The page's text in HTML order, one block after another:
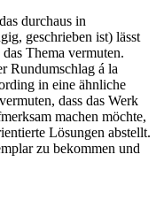
durchaus in
geschrieben ist) lässt
Thema vermuten.
Rundumschlag á la
in eine ähnliche
dass das Werk
machen möchte,
Lösungen abstellt.
zu bekommen und